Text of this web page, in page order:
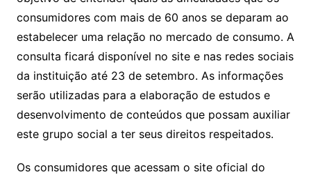
A
p
p
b
o
o
k
consumidores com mais de 60 anos se deparam ao
estabelecer uma relação no mercado de consumo. A
consulta ficará disponível no site e nas redes sociais
da instituição até 23 de setembro. As informações
serão utilizadas para a elaboração de estudos e
desenvolvimento de conteúdos que possam auxiliar
este grupo social a ter seus direitos respeitados.
Os consumidores que acessam o site oficial do